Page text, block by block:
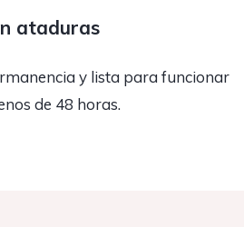
ataduras
y lista para funcionar
de 48 horas.